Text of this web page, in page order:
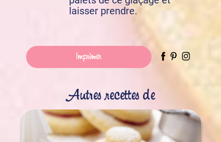
Imprimer
laisser prendre.
Autres recettes de